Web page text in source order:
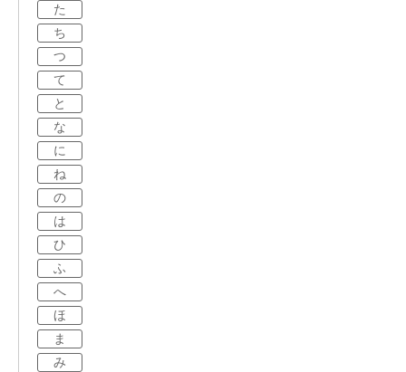
た
ち
つ
て
と
な
に
ね
の
は
ひ
ふ
へ
ほ
ま
み